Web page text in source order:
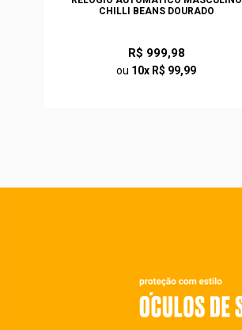
CHILLI BEANS DOURADO
R$ 999,98
ou 10x R$ 99,99